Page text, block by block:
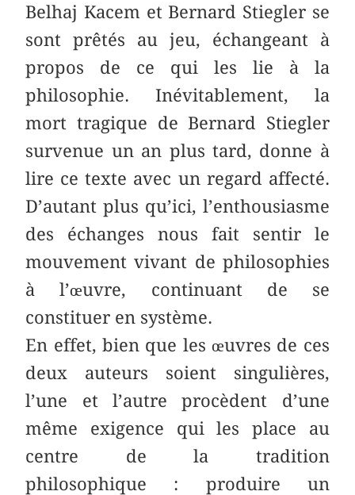
Belhaj Kacem et Bernard Stiegler se
sont prêtés au jeu, échangeant à
propos de ce qui les lie à la
philosophie. Inévitablement, la
mort tragique de Bernard Stiegler
survenue un an plus tard, donne à
lire ce texte avec un regard affecté.
D’autant plus qu’ici, l’enthousiasme
des échanges nous fait sentir le
mouvement vivant de philosophies
à l’œuvre, continuant de se
constituer en système.
En effet, bien que les œuvres de ces
deux auteurs soient singulières,
l’une et l’autre procèdent d’une
même exigence qui les place au
centre de la tradition
philosophique : produire un